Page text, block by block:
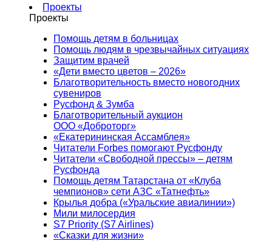
Проекты
Проекты
Помощь детям в больницах
Помощь людям в чрезвычайных ситуациях
Защитим врачей
«Дети вместо цветов – 2026»
Благотворительность вместо новогодних
сувениров
Русфонд & Зумба
Благотворительный аукцион
ООО «Доброторг»
«Екатерининская Ассамблея»
Читатели Forbes помогают Русфонду
Читатели «Свободной прессы» – детям
Русфонда
Помощь детям Татарстана от «Клуба
чемпионов» сети АЗС «Татнефть»
Крылья добра («Уральские авиалинии»)
Мили милосердия
S7 Priority (S7 Airlines)
«Сказки для жизни»